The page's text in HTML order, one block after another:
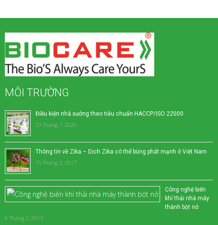
MÔI TRƯỜNG
Điều kiện nhà xưởng theo tiêu chuẩn HACCP/ISO 22000
23 Tháng 7, 2020
Thông tin về Zika – Dịch Zika có thể bùng phát mạnh ở Việt Nam
15 Tháng 2, 2017
Công nghệ biến
khí thải nhà máy
thành bột nở
6 Tháng 2, 2017